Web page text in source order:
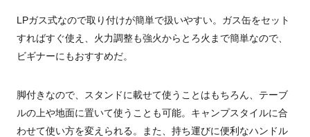
LPガス式なので取り付けが簡単で扱いやすい。ガス缶をセット
すればすぐ使え、火力調整も強火からとろ火まで簡単なので、
ビギナーにもおすすめだ。
脚付きなので、スタンドに載せて使うことはもちろん、テーブ
ルの上や地面に置いて使うことも可能。キャンプスタイルに合
わせて使い方を変えられる。また、持ち運びに便利なハンドル